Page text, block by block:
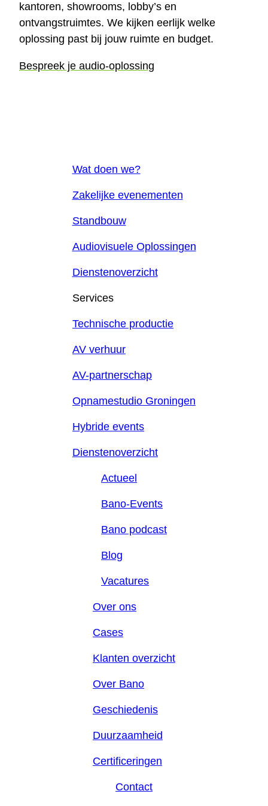
kantoren, showrooms, lobby’s en
ontvangstruimtes. We kijken eerlijk welke
oplossing past bij jouw ruimte en budget.
Bespreek je audio-oplossing
Wat doen we?
Zakelijke evenementen
Standbouw
Audiovisuele Oplossingen
Dienstenoverzicht
Services
Technische productie
AV verhuur
AV-partnerschap
Opnamestudio Groningen
Hybride events
Dienstenoverzicht
Actueel
Bano-Events
Bano podcast
Blog
Vacatures
Over ons
Cases
Klanten overzicht
Over Bano
Geschiedenis
Duurzaamheid
Certificeringen
Contact